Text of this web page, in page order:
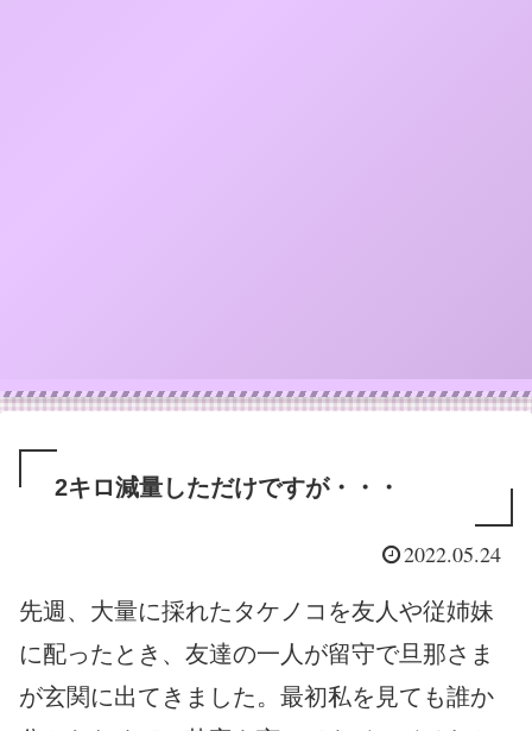
2キロ減量しただけですが・・・
2022.05.24
先週、大量に採れたタケノコを友人や従姉妹
に配ったとき、友達の一人が留守で旦那さま
が玄関に出てきました。最初私を見ても誰か